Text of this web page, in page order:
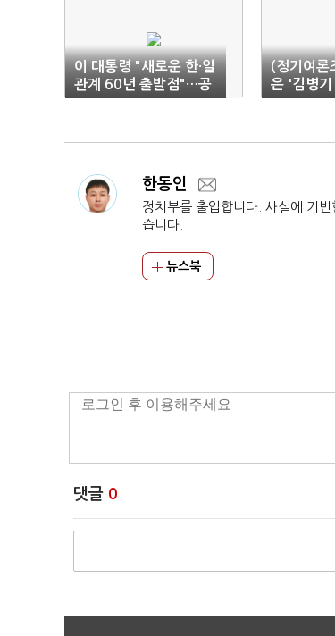
이 대통령 "새로운 한·일
관계 60년 출발점"…공
동언론발표(전문)
(정기여
은 '김병기
사퇴'(종
한동인
정치부를 출입합니다. 사실에 기반
습니다.
뉴스북
댓글 0